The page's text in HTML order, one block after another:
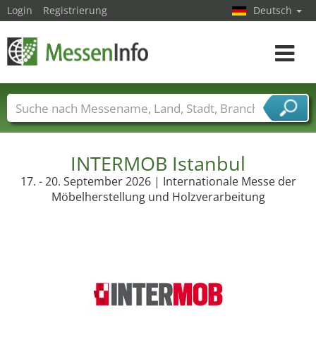
INTERMOB Istanbul
17. - 20. September 2026 | Internationale Messe der
Möbelherstellung und Holzverarbeitung
Login Registrierung Deutsch
Toggle
Messenamen Länder Städte
Branchen